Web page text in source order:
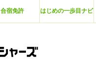
合宿免許 はじめの一歩目ナビ